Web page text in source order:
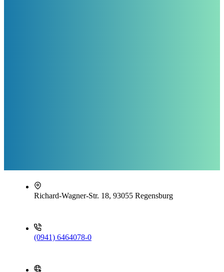
Richard-Wagner-Str. 18, 93055 Regensburg
(0941) 6464078-0